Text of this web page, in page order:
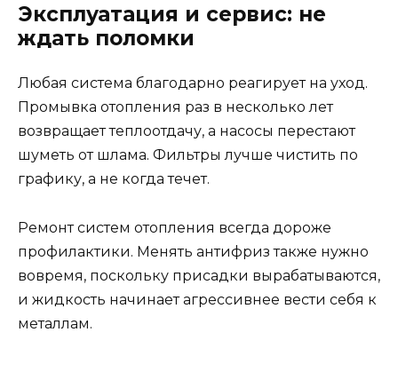
Эксплуатация и сервис: не
ждать поломки
Любая система благодарно реагирует на уход.
Промывка отопления раз в несколько лет
возвращает теплоотдачу, а насосы перестают
шуметь от шлама. Фильтры лучше чистить по
графику, а не когда течет.
Ремонт систем отопления всегда дороже
профилактики. Менять антифриз также нужно
вовремя, поскольку присадки вырабатываются,
и жидкость начинает агрессивнее вести себя к
металлам.